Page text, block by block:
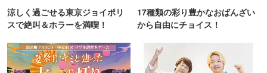
涼しく過ごせる東京ジョイポリ
スで絶叫＆ホラーを満喫！
17種類の彩り豊かなおばんざい
から自由にチョイス！